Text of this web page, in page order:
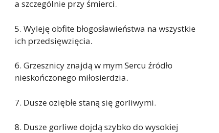
a szczególnie przy śmierci.
5. Wyleję obfite błogosławieństwa na wszystkie
ich przedsięwzięcia.
6. Grzesznicy znajdą w mym Sercu źródło
nieskończonego miłosierdzia.
7. Dusze oziębłe staną się gorliwymi.
8. Dusze gorliwe dojdą szybko do wysokiej